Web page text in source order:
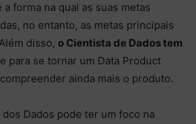
forma na qual as suas metas
no entanto, as metas principais
disso, o Cientista de Dados tem
e para se tornar um Data Product
ainda mais o produto.
Dados pode ter um foco na